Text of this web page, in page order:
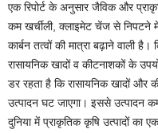
एक रिपोर्ट के अनुसार जैविक और
कम खर्चीली, क्लाइमेट चेंज से निपटने
कार्बन तत्वों की मात्रा बढ़ाने वाली
रासायनिक खादों व कीटनाशकों के
डर रहता है कि रासायनिक खादों और
उत्पादन घट जाएगा। इससे उत्पादन
दुनिया में प्राकृतिक कृषि उत्पादों का